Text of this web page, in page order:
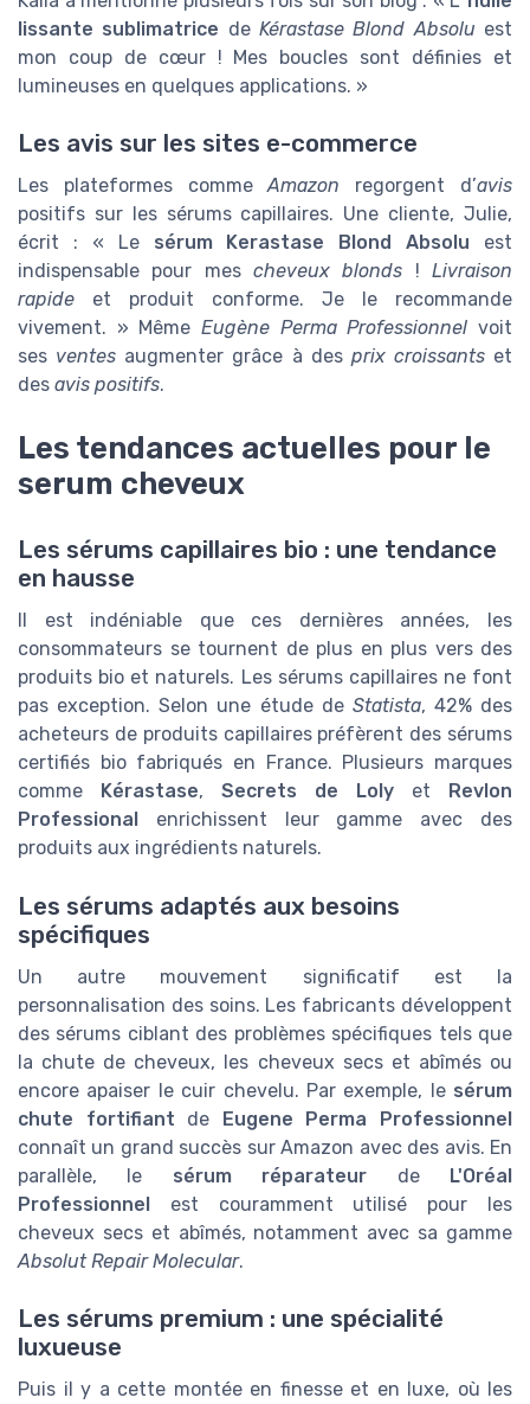
lissante sublimatrice deKérastase Blond Absolu est
mon coup de cœur ! Mes boucles sont définies et
lumineuses en quelques applications. »
Les avis sur les sites e-commerce
Les plateformes commeAmazon regorgent d’avis
positifs sur les sérums capillaires. Une cliente, Julie,
écrit : « Le sérum Kerastase Blond Absolu est
indispensable pour mes cheveux blonds !Livraison
rapide et produit conforme. Je le recommande
vivement. » Même Eugène Perma Professionnel voit
ses ventes augmenter grâce à des prix croissantset
des avis positifs.
Les tendances actuelles pour le
serum cheveux
Les sérums capillaires bio : une tendance
en hausse
Il est indéniable que ces dernières années, les
consommateurs se tournent de plus en plus vers des
produits bio et naturels. Les sérums capillaires ne font
pas exception. Selon une étude de Statista, 42% des
acheteurs de produits capillaires préfèrent des sérums
certifiés bio fabriqués en France. Plusieurs marques
comme
Kérastase, Secrets de Loly et
Revlon
Professional
enrichissent leur gamme avec des
produits aux ingrédients naturels.
Les sérums adaptés aux besoins
spécifiques
Un autre mouvement significatif est la
personnalisation des soins. Les fabricants développent
des sérums ciblant des problèmes spécifiques tels que
la chute de cheveux, les cheveux secs et abîmés ou
encore apaiser le cuir chevelu. Par exemple, le sérum
chute fortifiant de Eugene Perma Professionnel
connaît un grand succès sur Amazon avec des avis. En
parallèle, le sérum réparateur de L'Oréal
Professionnel est couramment utilisé pour les
cheveux secs et abîmés, notamment avec sa gamme
Absolut Repair Molecular.
Les sérums premium : une spécialité
luxueuse
Puis il y a cette montée en finesse et en luxe, où les